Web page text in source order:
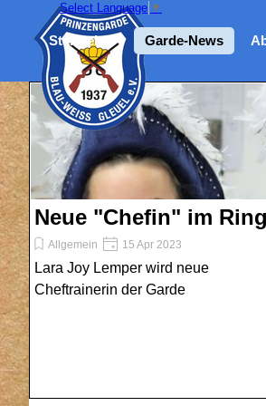
Direkt zum Seiteninhalt
Select Language ▼
Startseite Garde-News
Neue "Chefin" im Ring
Allgemein 15 Apr 2023
Lara Joy Lemper wird neue
Cheftrainerin der Garde